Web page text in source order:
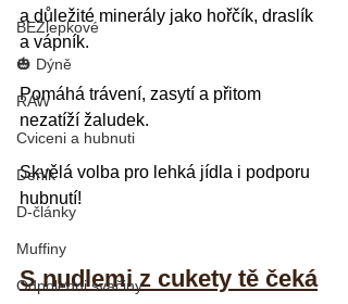
BEZlepkové
🎃 Dýně
RAW
Cviceni a hubnuti
Denik
D-články
Muffiny
Odpoledni svačiny
a důležité minerály jako hořčík, draslík
a vápník.
Pomáhá trávení, zasytí a přitom
nezatíží žaludek.
Skvělá volba pro lehká jídla i podporu
hubnutí!
S nudlemi z cukety tě čeká